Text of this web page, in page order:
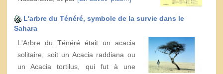
L'arbre du Ténéré, symbole de la survie dans le
Sahara
L'Arbre du Ténéré était un acacia
solitaire, soit un Acacia raddiana ou
un Acacia tortilus, qui fut à une